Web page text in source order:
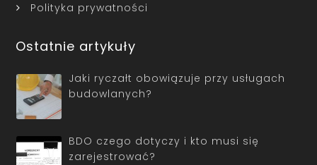
Polityka prywatności
Ostatnie artykuły
Jaki ryczałt obowiązuje przy usługach
budowlanych?
BDO czego dotyczy i kto musi się
zarejestrować?